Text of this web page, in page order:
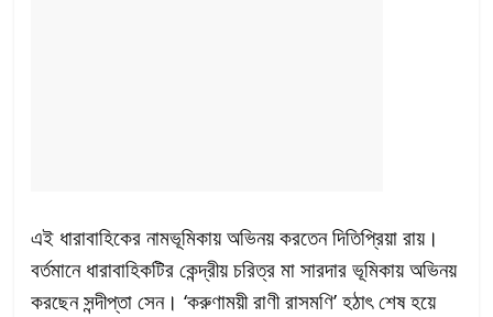
এই ধারাবাহিকের নামভূমিকায় অভিনয় করতেন দিতিপ্রিয়া রায়।
বর্তমানে ধারাবাহিকটির কেন্দ্রীয় চরিত্র মা সারদার ভূমিকায় অভিনয়
করছেন সন্দীপ্তা সেন। ‘করুণাময়ী রাণী রাসমণি’ হঠাৎ শেষ হয়ে